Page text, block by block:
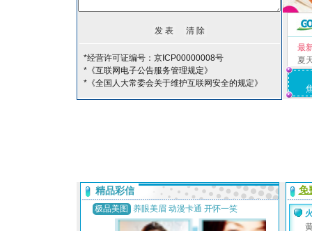
*经营许可证编号：京ICP00000008号
*《互联网电子公告服务管理规定》
*《全国人大常委会关于维护互联网安全的规定》
最
夏